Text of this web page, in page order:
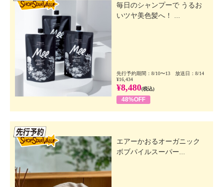
・素材の特性上、多少の縮みあり
・毛玉が生じるおそれあり
・過度な力をかけない
・ネット使用
【その他】
−−−−−−−−−−−−−−−−−−−−−−−−−−−−−−−−−−−−−−−−−−
−−−−−−−−−−−−−−−−−−−−−−−−−−−−−−−−−−−−−−−−−−
−−−−−−−−−−−−−−−−
【原産国（地）】
・ミャンマー製
＜その他アイテム＞
【サイズ（コメント）】
※アイテムが多岐に渡るため、対応するヌード寸法の
み記載
【その他】
毎日のシャンプーで うるお
いツヤ美色髪へ！ ...
先行予約期間：8/10〜13 放送日：8/14
¥16,434
¥8,480(税込)
48%OFF
エアーかおるオーガニック
ボブパイルスーパー...